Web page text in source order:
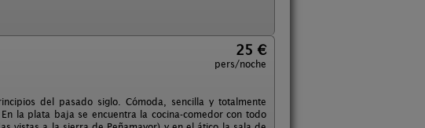
25 €
pers/noche
del pasado siglo. Cómoda, sencilla y totalmente
la plata baja se encuentra la cocina-comedor con todo